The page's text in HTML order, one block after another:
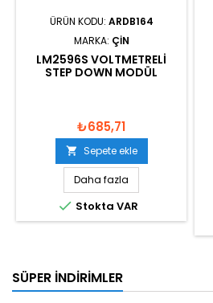
ÜRÜN KODU: ARDB164
MARKA: ÇIN
LM2596S VOLTMETRELI
STEP DOWN MODÜL
₺685,71
 Sepete ekle
Daha fazla
 Stokta VAR
SÜPER İNDIRIMLER